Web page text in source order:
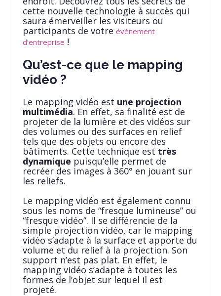
cette nouvelle technologie à succès qui
saura émerveiller les visiteurs ou
participants de votre événement
d’entreprise !
Qu’est-ce que le mapping
vidéo ?
Le mapping vidéo est une projection
multimédia. En effet, sa finalité est de
projeter de la lumière et des vidéos sur
des volumes ou des surfaces en relief
tels que des objets ou encore des
bâtiments. Cette technique est très
dynamique puisqu’elle permet de
recréer des images à 360° en jouant sur
les reliefs.
Le mapping vidéo est également connu
sous les noms de “fresque lumineuse” ou
“fresque vidéo”. Il se différencie de la
simple projection vidéo, car le mapping
vidéo s’adapte à la surface et apporte du
volume et du relief à la projection. Son
support n’est pas plat. En effet, le
mapping vidéo s’adapte à toutes les
formes de l’objet sur lequel il est
projeté.